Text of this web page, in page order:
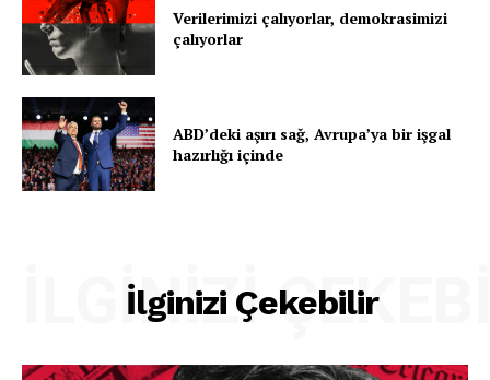
Verilerimizi çalıyorlar, demokrasimizi
çalıyorlar
ABD’deki aşırı sağ, Avrupa’ya bir işgal
hazırlığı içinde
İlginizi Çekebilir
İLGINIZI